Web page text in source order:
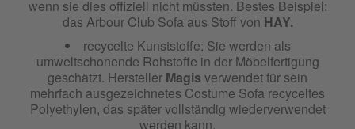
wenn sie dies offiziell nicht müssten. Bestes Beispiel:
das Arbour Club Sofa aus Stoff von HAY.
recycelte Kunststoffe: Sie werden als
umweltschonende Rohstoffe in der Möbelfertigung
geschätzt. Hersteller Magis verwendet für sein
mehrfach ausgezeichnetes Costume Sofa recyceltes
Polyethylen, das später vollständig wiederverwendet
werden kann.